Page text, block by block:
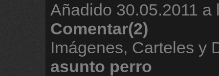
Añadido 30.05.2011 a
Comentar(2)
Imágenes, Carteles y
asunto perro